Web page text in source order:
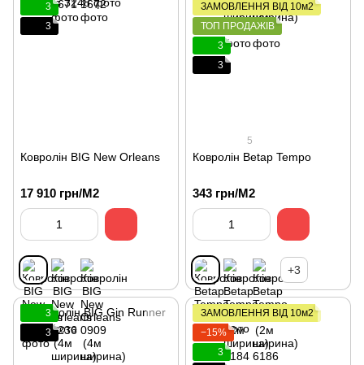
3
3
Ковролін BIG New Orleans
17 910 грн/М2
ЗАМОВЛЕННЯ ВІД 10м2
ТОП ПРОДАЖІВ
3
3
5
Ковролін Betap Tempo
343 грн/М2
+3
3
3
ЗАМОВЛЕННЯ ВІД 10м2
−15%
3